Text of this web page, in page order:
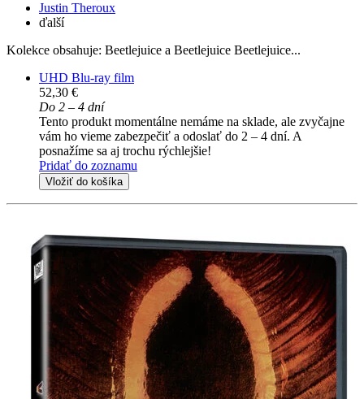
Justin Theroux
ďalší
Kolekce obsahuje: Beetlejuice a Beetlejuice Beetlejuice...
UHD Blu-ray film
52,30 €
Do 2 – 4 dní
Tento produkt momentálne nemáme na sklade, ale zvyčajne
vám ho vieme zabezpečiť a odoslať do 2 – 4 dní. A
posnažíme sa aj trochu rýchlejšie!
Pridať do zoznamu
Vložiť do košíka